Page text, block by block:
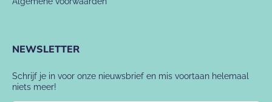
NEWSLETTER
Schrijf je in voor onze nieuwsbrief en mis voortaan helemaal
niets meer!